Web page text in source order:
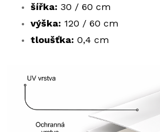
šířka: 30 / 60 cm
výška: 120 / 60 cm
tloušťka: 0,4 cm